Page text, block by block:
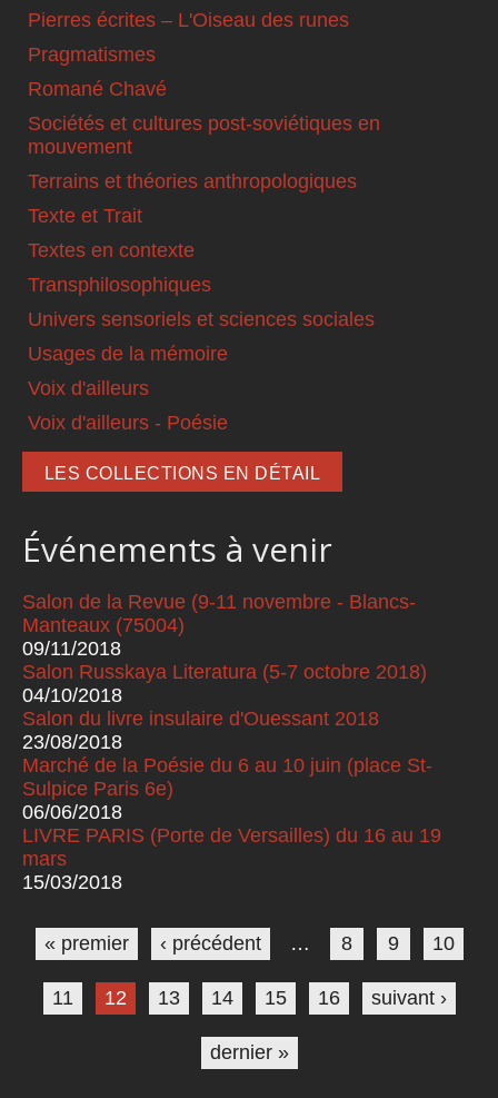
Pierres écrites – L'Oiseau des runes
Pragmatismes
Romané Chavé
Sociétés et cultures post-soviétiques en
mouvement
Terrains et théories anthropologiques
Texte et Trait
Textes en contexte
Transphilosophiques
Univers sensoriels et sciences sociales
Usages de la mémoire
Voix d'ailleurs
Voix d'ailleurs - Poésie
LES COLLECTIONS EN DÉTAIL
Événements à venir
Salon de la Revue (9-11 novembre - Blancs-
Manteaux (75004)
09/11/2018
Salon Russkaya Literatura (5-7 octobre 2018)
04/10/2018
Salon du livre insulaire d'Ouessant 2018
23/08/2018
Marché de la Poésie du 6 au 10 juin (place St-
Sulpice Paris 6e)
06/06/2018
LIVRE PARIS (Porte de Versailles) du 16 au 19
mars
15/03/2018
Pages
« premier ‹ précédent … 8 9 10
11 12 13 14 15 16 suivant ›
dernier »